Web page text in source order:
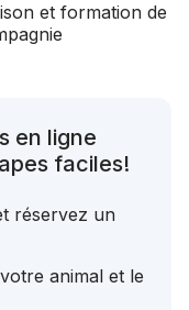
et formation de
en ligne
faciles!
réservez un
animal et le